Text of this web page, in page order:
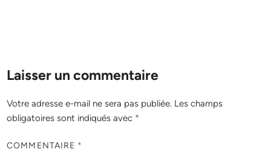
Laisser un commentaire
Votre adresse e-mail ne sera pas publiée. Les champs
obligatoires sont indiqués avec *
COMMENTAIRE *